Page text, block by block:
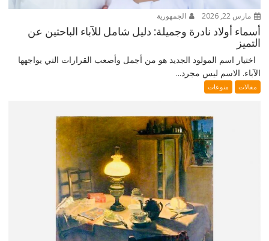
مارس 22, 2026 الجمهورية
أسماء أولاد نادرة وجميلة: دليل شامل للآباء الباحثين عن
التميز
اختيار اسم المولود الجديد هو من أجمل وأصعب القرارات التي يواجهها
الآباء. الاسم ليس مجرد...
مقالات منوعات